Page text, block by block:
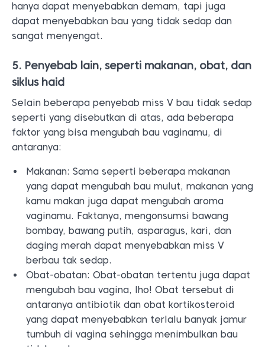
hanya dapat menyebabkan demam, tapi juga
dapat menyebabkan bau yang tidak sedap dan
sangat menyengat.
5. Penyebab lain, seperti makanan, obat, dan
siklus haid
Selain beberapa penyebab miss V bau tidak sedap
seperti yang disebutkan di atas, ada beberapa
faktor yang bisa mengubah bau vaginamu, di
antaranya:
Makanan: Sama seperti beberapa makanan
yang dapat mengubah bau mulut, makanan yang
kamu makan juga dapat mengubah aroma
vaginamu. Faktanya, mengonsumsi bawang
bombay, bawang putih, asparagus, kari, dan
daging merah dapat menyebabkan miss V
berbau tak sedap.
Obat-obatan: Obat-obatan tertentu juga dapat
mengubah bau vagina, lho! Obat tersebut di
antaranya antibiotik dan obat kortikosteroid
yang dapat menyebabkan terlalu banyak jamur
tumbuh di vagina sehingga menimbulkan bau